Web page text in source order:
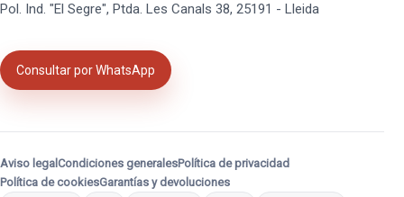
Pol. Ind. "El Segre", Ptda. Les Canals 38, 25191 - Lleida
Consultar por WhatsApp
Aviso legal Condiciones generalesPolítica de privacidad
Política de cookiesGarantías y devoluciones